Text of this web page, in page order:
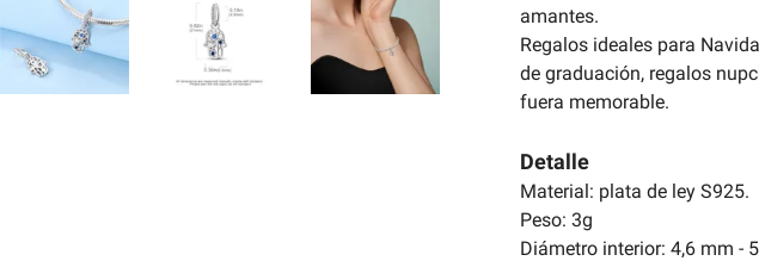
amantes.
Regalos ideales para
de graduación, regalos
fuera memorable.
Detalle
Material: plata de ley S925.
Peso: 3g
Diámetro interior: 4,6 mm -